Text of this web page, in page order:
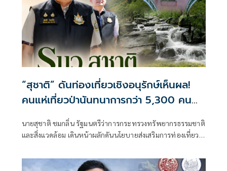
“สุชาติ” ดันท่องเที่ยวเชิงอนุรักษ์เห็นผล!
คนแห่เที่ยวป่านันทนาการกว่า 5,300 คน
รับวันเฉลิมพระชนมพรรษา ปลุกเศรษฐกิจ
ชุมชน-สร้างจิตสำนึกอนุรักษ์ธรรมชาติ
นายสุชาติ ชมกลิ่น รัฐมนตรีว่าการกระทรวงทรัพยากรธรรมชาติ
และสิ่งแวดล้อม เดินหน้าผลักดันนโยบายส่งเสริมการท่องเที่ยว
สัมผัสความงดงามของทรัพยากรธรรมชาติ